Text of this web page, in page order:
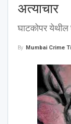
अत्याचार
घाटकोपर येथील
By Mumbai Crime